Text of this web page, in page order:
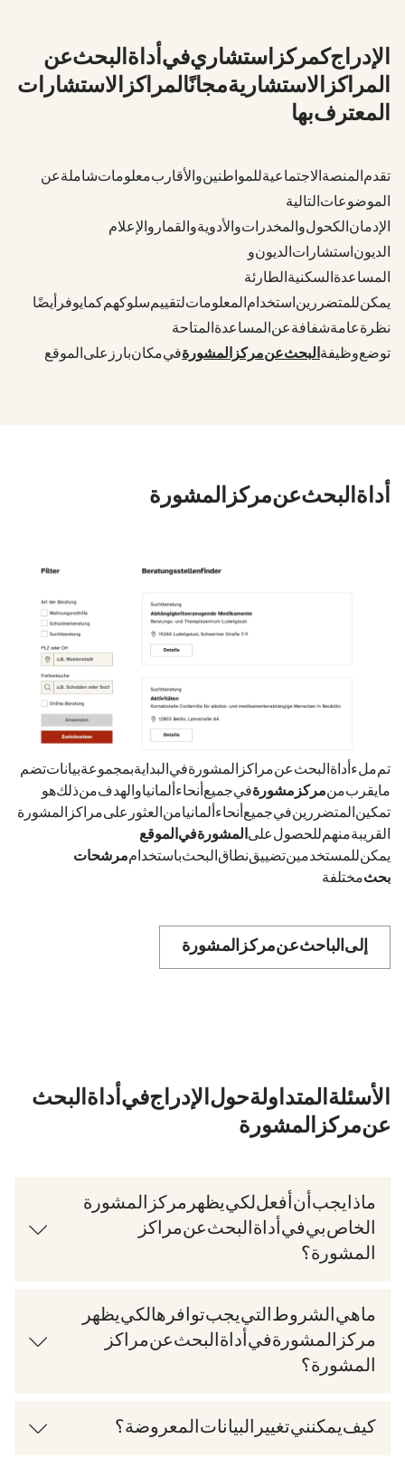
1. الإدراج كمركز استشاري في أداة البحث عن
المراكز الاستشارية - مجانًا لمراكز الاستشارات
المعترف بها
تقدم المنصة الاجتماعية للمواطنين والأقارب معلومات شاملة عن
الموضوعات التالية
الإدمان (الكحول والمخدرات والأدوية والقمار والإعلام)
الديون (استشارات الديون) و
المساعدة السكنية الطارئة.
يمكن للمتضررين استخدام المعلومات لتقييم سلوكهم. كما يوفر أيضًا
نظرة عامة شفافة عن المساعدة المتاحة.
توضع وظيفة البحث عن مركز المشورةفي مكان بارز على الموقع
أداة البحث عن مركز المشورة
تم ملء أداة البحث عن مراكز المشورة في البداية بمجموعة بيانات تضم
ما يقرب من
في جميع أنحاء ألمانيا. والهدف من ذلك هو
تمكين المتضررين في جميع أنحاء ألمانيا من العثور على مراكز المشورة
القريبة منهم للحصول على المشورة في الموقع
يمكن للمستخدمين تضييق نطاق البحث باستخداممرشحات
بحثمختلفة.
إلى الباحث عن مركز المشورة
الأسئلة المتداولة حول الإدراج في أداة البحث
عن مركز المشورة
ماذا يجب أن أفعل لكي يظهر مركز المشورة
الخاص بي في أداة البحث عن مراكز
المشورة؟
ما هي الشروط التي يجب توافرها لكي يظهر
مركز المشورة في أداة البحث عن مراكز
المشورة؟
كيف يمكنني تغيير البيانات المعروضة؟